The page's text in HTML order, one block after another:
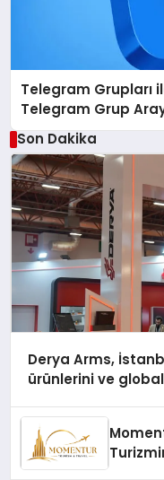
Telegram Grupları
Telegram Grup
Çözüm
Son Dakika
Derya Arms,
ürünlerini ve